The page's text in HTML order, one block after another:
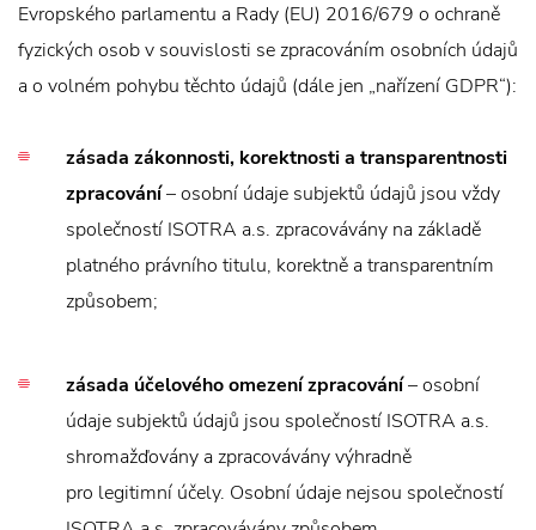
Evropského parlamentu a Rady (EU) 2016/679 o ochraně
fyzických osob v souvislosti se zpracováním osobních údajů
a o volném pohybu těchto údajů (dále jen „nařízení GDPR“):
zásada zákonnosti, korektnosti a transparentnosti
zpracování– osobní údaje subjektů údajů jsou vždy
společností ISOTRA a.s. zpracovávány na základě
platného právního titulu, korektně a transparentním
způsobem;
zásada účelového omezení zpracování– osobní
údaje subjektů údajů jsou společností ISOTRA a.s.
shromažďovány a zpracovávány výhradně
pro legitimní účely. Osobní údaje nejsou společností